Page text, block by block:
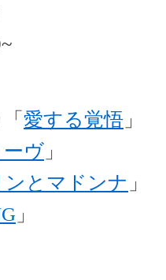
愛する覚悟 」
ーヴ 」
ンとマドンナ 」
」